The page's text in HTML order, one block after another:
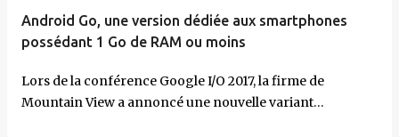
Android Go, une version dédiée aux smartphones
possédant 1 Go de RAM ou moins
Lors de la conférence Google I/O 2017, la firme de
Mountain View a annoncé une nouvelle variant…